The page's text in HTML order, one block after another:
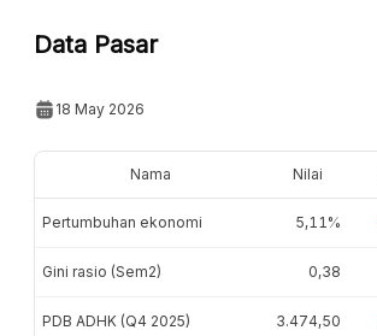
Data Pasar
18 May 2026
Nama Nilai
Pertumbuhan ekonomi 5,11%
Gini rasio (Sem2) 0,38
PDB ADHK (Q4 2025) 3.474,50